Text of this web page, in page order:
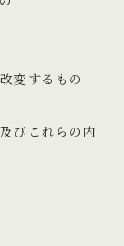
変するもの
びこれらの内